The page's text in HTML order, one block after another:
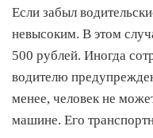
Если забыл
невысоким. В этом
500 рублей. Иногда
водителю
менее, человек не
машине. Его